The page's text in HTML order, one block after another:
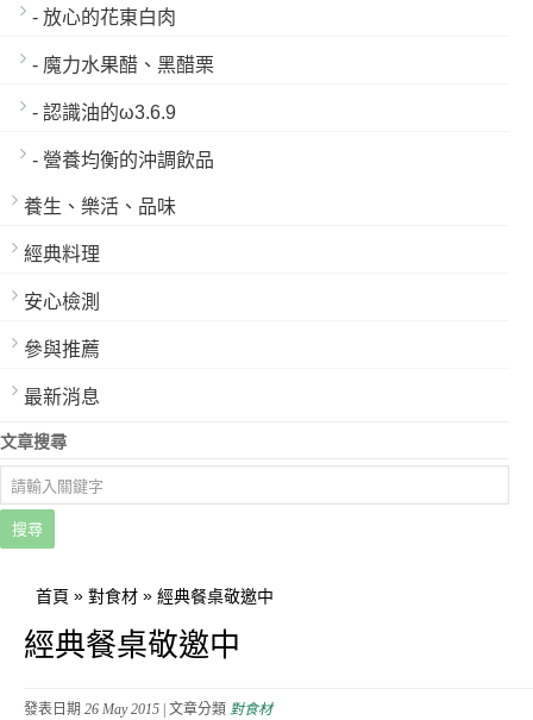
- 放心的花東白肉
- 魔力水果醋、黑醋栗
- 認識油的ω3.6.9
- 營養均衡的沖調飲品
養生、樂活、品味
經典料理
安心檢測
參與推薦
最新消息
文章搜尋
搜尋
首頁 » 對食材 » 經典餐桌敬邀中
經典餐桌敬邀中
發表日期 26 May 2015 | 文章分類 對食材